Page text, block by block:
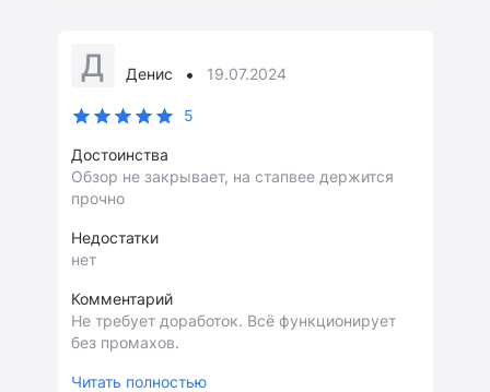
Д Денис • 19.07.2024
5
Достоинства
Обзор не закрывает, на стапвее держится
прочно
Недостатки
нет
Комментарий
Не требует доработок. Всё функционирует
без промахов.
Читать полностью